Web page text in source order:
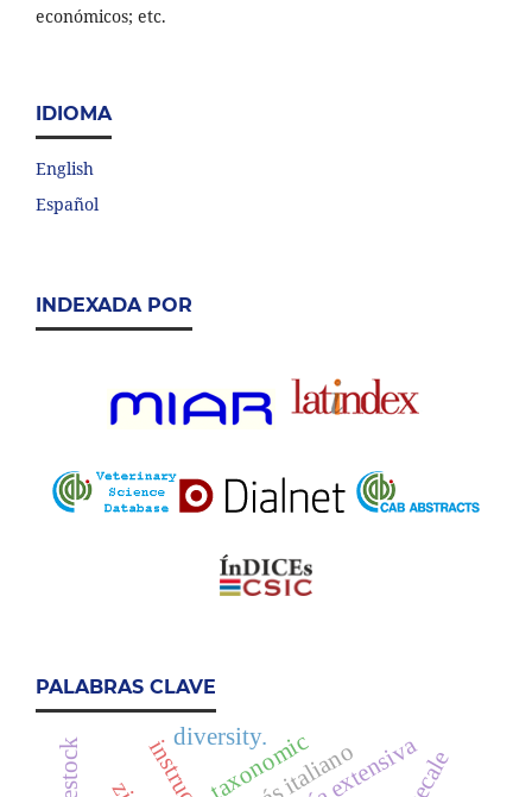
económicos; etc.
IDIOMA
English
Español
INDEXADA POR
PALABRAS CLAVE
taxonomic
diversity.